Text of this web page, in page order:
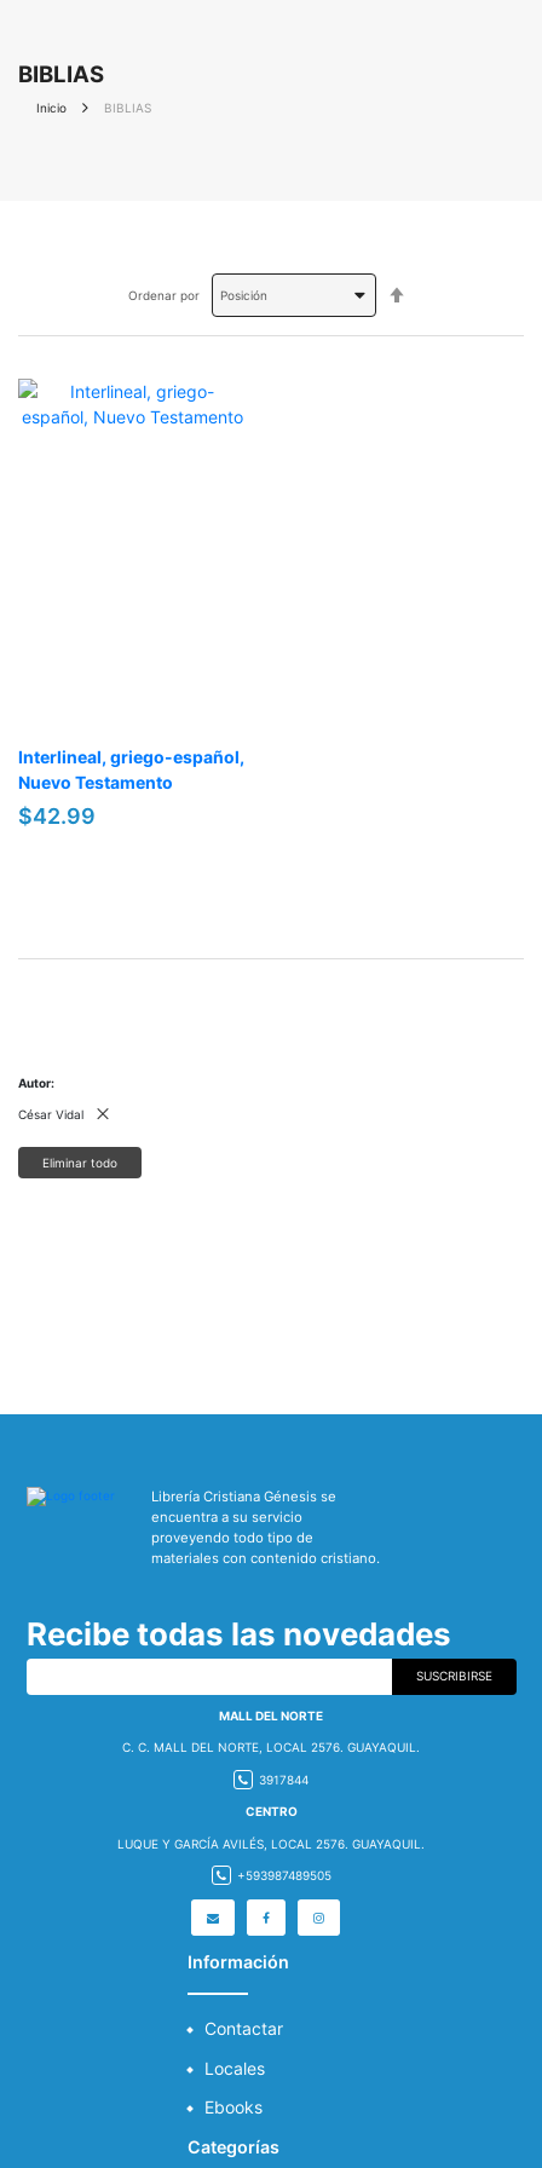
BIBLIAS
Inicio BIBLIAS
Ordenar por
Interlineal, griego-español,
Nuevo Testamento
$42.99
Autor
César Vidal
Eliminar todo
Librería Cristiana Génesis se
encuentra a su servicio
proveyendo todo tipo de
materiales con contenido cristiano.
Recibe todas las novedades
SUSCRIBIRSE
MALL DEL NORTE
C. C. MALL DEL NORTE, LOCAL 2576. GUAYAQUIL.
3917844
CENTRO
LUQUE Y GARCÍA AVILÉS, LOCAL 2576. GUAYAQUIL.
+593987489505
Información
Contactar
Locales
Ebooks
Categorías